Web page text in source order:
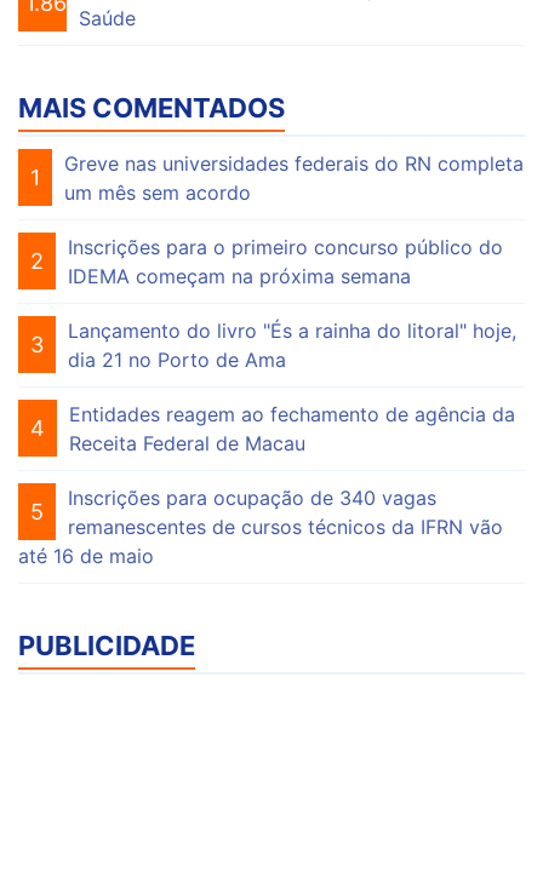
Saúde
MAIS COMENTADOS
1
Greve nas universidades federais do RN completa
um mês sem acordo
2
Inscrições para o primeiro concurso público do
IDEMA começam na próxima semana
3
Lançamento do livro "És a rainha do litoral" hoje,
dia 21 no Porto de Ama
4
Entidades reagem ao fechamento de agência da
Receita Federal de Macau
5
Inscrições para ocupação de 340 vagas
remanescentes de cursos técnicos da IFRN vão
até 16 de maio
PUBLICIDADE